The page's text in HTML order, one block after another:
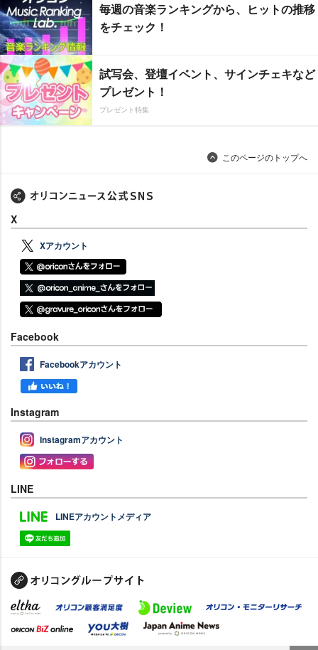
毎週の音楽ランキングから、ヒットの推移
をチェック！
試写会、登壇イベント、サインチェキなど
プレゼント！
プレゼント特集
このページのトップへ
X
Xアカウント
Facebook
Facebookアカウント
Instagram
Instagramアカウント
LINE
LINEアカウントメディア